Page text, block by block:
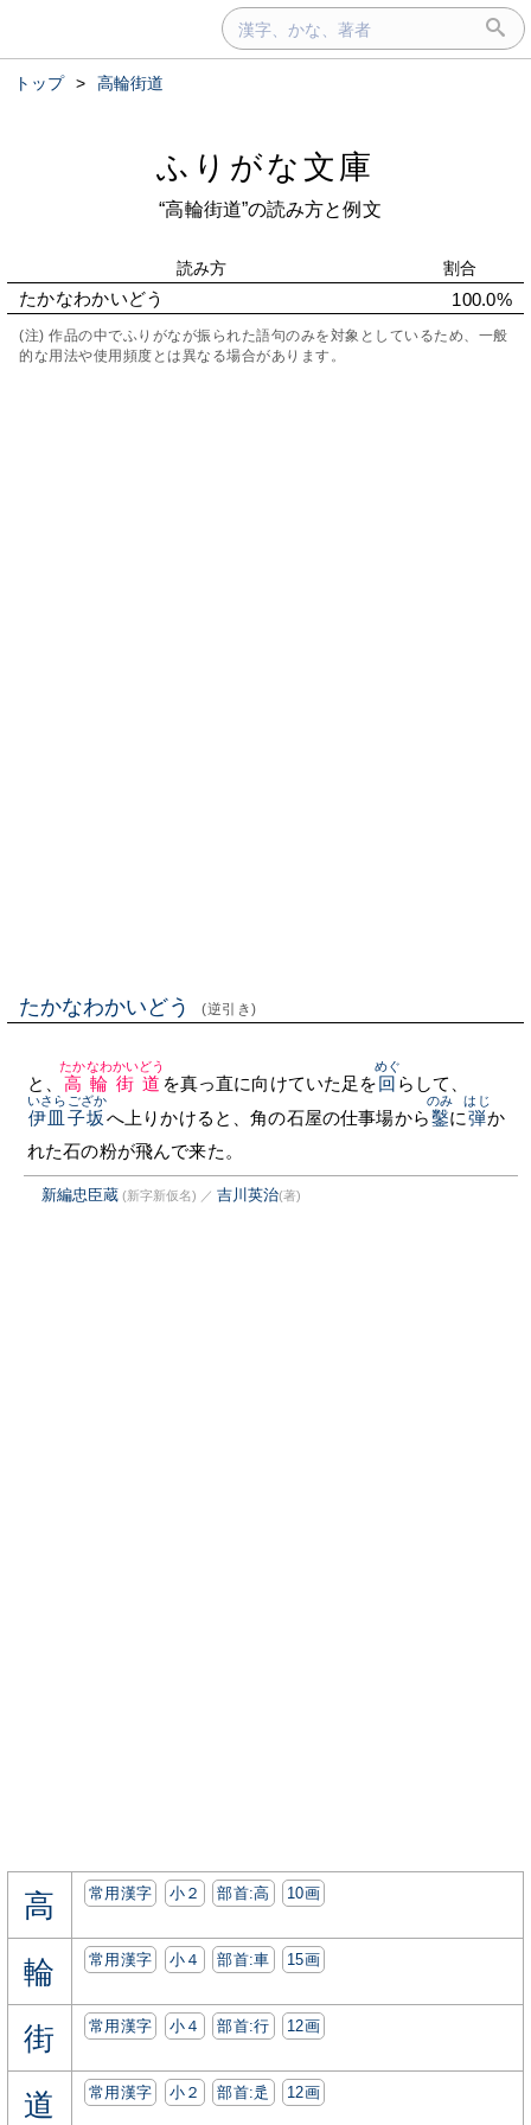
トップ > 高輪街道
ふりがな文庫
“高輪街道”の読み方と例文
読み方 割合
たかなわかいどう 100.0%
(注) 作品の中でふりがなが振られた語句のみを対象としているため、一般
的な用法や使用頻度とは異なる場合があります。
たかなわかいどう (逆引き)
と、 高輪街道
たかなわかいどう
を真っ直に向けていた足を回
めぐ
らして、
伊皿子坂
いさらござか
へ上りかけると、角の石屋の仕事場から鑿
のみ
に弾
はじ
か
れた石の粉が飛んで来た。
新編忠臣蔵 (新字新仮名) ／ 吉川英治(著)
高 常用漢字 小２ 部首:⾼ 10画
輪 常用漢字 小４ 部首:⾞ 15画
街 常用漢字 小４ 部首:⾏ 12画
道 常用漢字 小２ 部首:⾡ 12画